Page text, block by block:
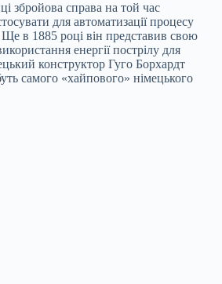
збройова справа на той час
для автоматизації процесу
в 1885 році він представив свою
енергії пострілу для
конструктор Гуго Борхардт
самого «хайпового» німецького